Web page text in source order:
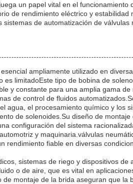
un papel vital en el funcionamiento
de rendimiento eléctrico y
de automatización de válvulas
ampliamente utilizado en
limitadoEste tipo de bobina de
y constante para una amplia gama de
de control de fluidos
el procesamiento químico y los
de solenoides.Su diseño de
configuración del sistema
y maquinaria.válvulas
fiable en diversas
sistemas de riego y dispositivos
o de aire, que es vital en
montaje de la brida aseguran que